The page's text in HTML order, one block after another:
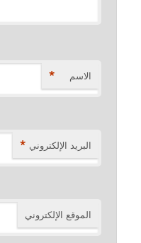
الاسم *
البريد الإلكتروني *
الموقع الإلكتروني